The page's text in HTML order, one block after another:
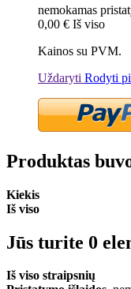
nemokamas
0,00 € Iš viso
Kainos su PVM.
Uždaryti Rodyti
Produktas
Kiekis
Iš viso
Jūs turite 0
Iš viso straipsnių